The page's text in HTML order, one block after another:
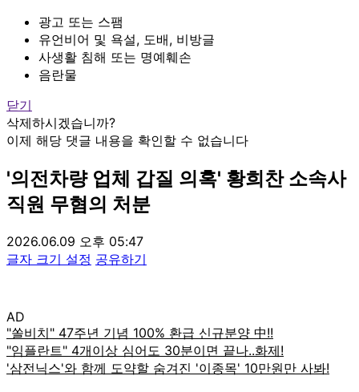
광고 또는 스팸
유언비어 및 욕설, 도배, 비방글
사생활 침해 또는 명예훼손
음란물
닫기
삭제하시겠습니까?
이제 해당 댓글 내용을 확인할 수 없습니다
'의전차량 업체 갑질 의혹' 황희찬 소속사
직원 무혐의 처분
2026.06.09 오후 05:47
글자 크기 설정 공유하기
AD